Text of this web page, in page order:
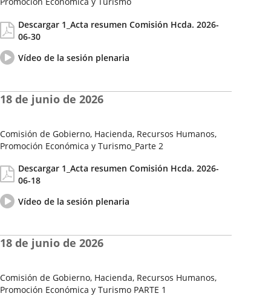
de
la
Sesión
Descargar 1_Acta resumen Comisión Hcda. 2026-
06-30
Vídeo
del
Vídeo de la sesión plenaria
aplicación
Comisión de Gobierno, Hacienda, Recursos Humanos,
Promoción Económica y Turismo_Parte 2
de
la
Sesión
18 de junio de 2026
Descargar 1_Acta resumen Comisión Hcda. 2026-
06-18
Vídeo
del
Vídeo de la sesión plenaria
aplicación
Comisión de Gobierno, Hacienda, Recursos Humanos,
Promoción Económica y Turismo PARTE 1
18 de junio de 2026